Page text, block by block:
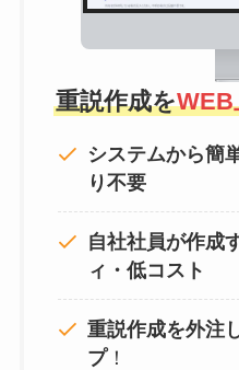
重説作成をWEB
システムから簡
り不要
自社社員が作成
ィ・低コスト
重説作成を外注
プ！